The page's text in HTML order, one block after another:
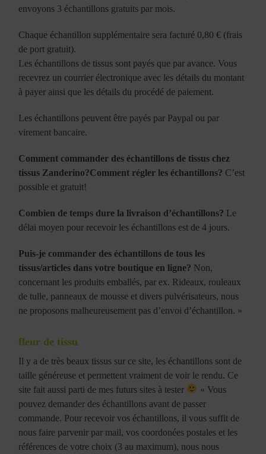
envoyons 3 échantillons gratuits par mois.
Chaque échantillon supplémentaire sera facturé 0,80 € (frais
de port gratuit).
Les échantillons de tissus sont payés que par avance. Vous
recevrez un courrier électronique avec les détails du montant
à payer ainsi que les détails du procédé de paiement.
Les échantillons peuvent être payés par Paypal ou par
virement bancaire.
Comment commander des échantillons de tissus chez
tissus Zanderino?Comment régler les échantillons? C’est
possible et gratuit!
Combien de temps dure la livraison d’échantillons? Le
délai moyen pour recevoir les échantillons est de 4 jours.
Puis-je commander des échantillons de tous les
tissus/articles dans votre boutique en ligne? Non,
concernant les produits emballés, par ex. Rideaux, rouleaux
de tulle, panneaux de mousse et divers pulvérisateurs, nous
ne proposons malheureusement pas d’envoi d’échantillon. »
fleur de tissu
Il y a de très beaux tissus sur ce site, les échantillons sont de
taille généreuse et permettent vraiment de voir le rendu. Ce
site fait aussi parti de mes futurs sites à tester
« Vous
pouvez demander des échantillons avant de passer
commande. Pour recevoir vos échantillons, il vous suffit de
nous faire parvenir par mail, vos coordonées postales et les
références de votre choix (3 au maximum), nous nous